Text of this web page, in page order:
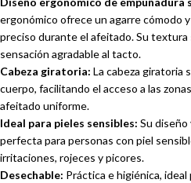
ergonómico ofrece un agarre cómodo
preciso durante el afeitado. Su textura
sensación agradable al tacto.
Cabeza giratoria: La cabeza giratoria
cuerpo, facilitando el acceso a las
afeitado uniforme.
Ideal para pieles sensibles: Su diseño
perfecta para personas con piel
irritaciones, rojeces y picores.
Desechable: Práctica e higiénica,